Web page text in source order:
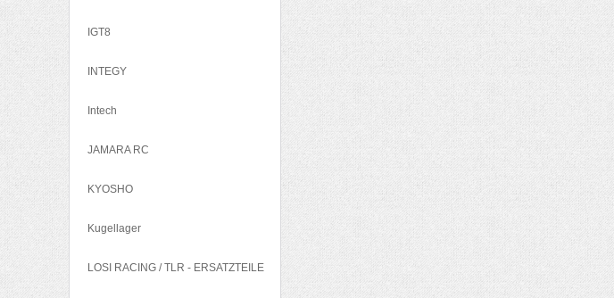
IGT8
INTEGY
Intech
JAMARA RC
KYOSHO
Kugellager
LOSI RACING / TLR - ERSATZTEILE